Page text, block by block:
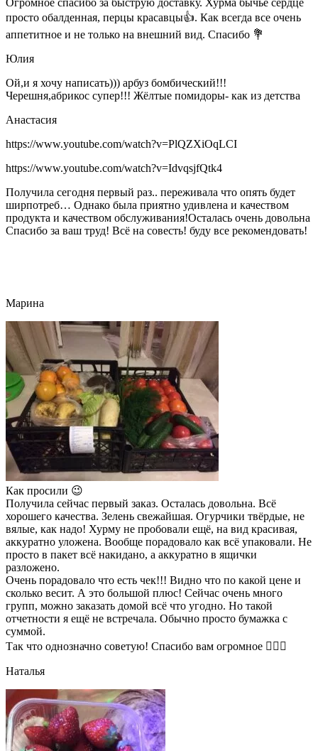
Огромное спасибо за быструю доставку. Хурма бычье сердце
просто обалденная, перцы красавцы👍. Как всегда все очень
аппетитное и не только на внешний вид. Спасибо 💐
Юлия
Ой,и я хочу написать))) арбуз бомбический!!!
Черешня,абрикос супер!!! Жёлтые помидоры- как из детства
Анастасия
https://www.youtube.com/watch?v=PlQZXiOqLCI
https://www.youtube.com/watch?v=IdvqsjfQtk4
Получила сегодня первый раз.. переживала что опять будет
ширпотреб… Однако была приятно удивлена и качеством
продукта и качеством обслуживания!Осталась очень довольна
Спасибо за ваш труд! Всё на совесть! буду все рекомендовать!
Марина
Как просили 😉
Получила сейчас первый заказ. Осталась довольна. Всё
хорошего качества. Зелень свежайшая. Огурчики твёрдые, не
вялые, как надо! Хурму не пробовали ещё, на вид красивая,
аккуратно уложена. Вообще порадовало как всё упаковали. Не
просто в пакет всё накидано, а аккуратно в ящички
разложено.
Очень порадовало что есть чек!!! Видно что по какой цене и
сколько весит. А это большой плюс! Сейчас очень много
групп, можно заказать домой всё что угодно. Но такой
отчетности я ещё не встречала. Обычно просто бумажка с
суммой.
Так что однозначно советую! Спасибо вам огромное 👍🏼🌺
Наталья